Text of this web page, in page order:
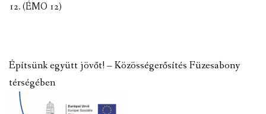
12. (ÉMO 12)
Építsünk együtt jövőt! – Közösségerősítés Füzesabony
térségében